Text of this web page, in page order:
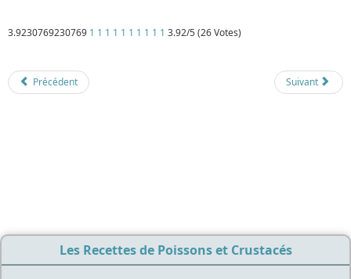
3.9230769230769 1 1 1 1 1 1 1 1 1 1 3.92/5 (26 Votes)
Précédent Suivant
Les Recettes de Poissons et Crustacés